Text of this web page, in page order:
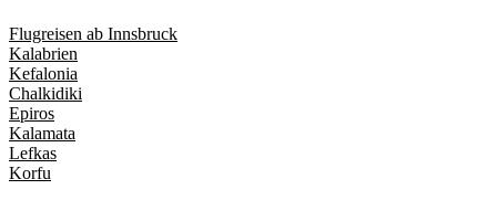
Flugreisen ab Innsbruck
Kalabrien
Kefalonia
Chalkidiki
Epiros
Kalamata
Lefkas
Korfu